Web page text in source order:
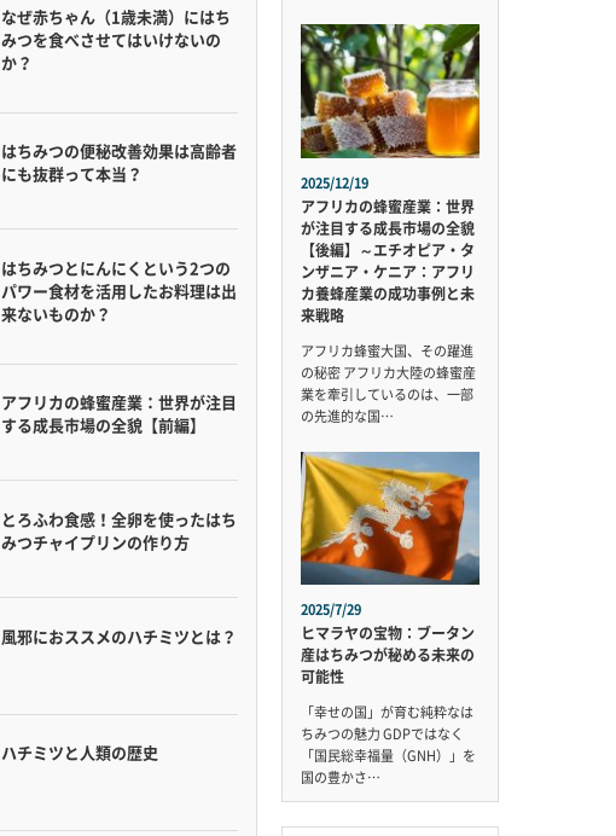
なぜ赤ちゃん（1歳未満）にはち
みつを食べさせてはいけないの
か？
はちみつの便秘改善効果は高齢者
にも抜群って本当？
はちみつとにんにくという2つの
パワー食材を活用したお料理は出
来ないものか？
アフリカの蜂蜜産業：世界が注目
する成長市場の全貌【前編】
とろふわ食感！全卵を使ったはち
みつチャイプリンの作り方
風邪におススメのハチミツとは？
ハチミツと人類の歴史
2025/12/19
アフリカの蜂蜜産業：世界
が注目する成長市場の全貌
【後編】～エチオピア・タ
ンザニア・ケニア：アフリ
カ養蜂産業の成功事例と未
来戦略
アフリカ蜂蜜大国、その躍進
の秘密 アフリカ大陸の蜂蜜産
業を牽引しているのは、一部
の先進的な国…
2025/7/29
ヒマラヤの宝物：ブータン
産はちみつが秘める未来の
可能性
「幸せの国」が育む純粋なは
ちみつの魅力 GDPではなく
「国民総幸福量（GNH）」を
国の豊かさ…